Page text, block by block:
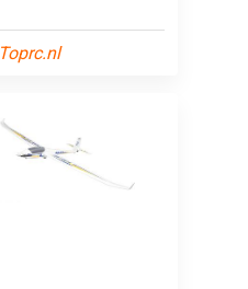
Toprc.nl